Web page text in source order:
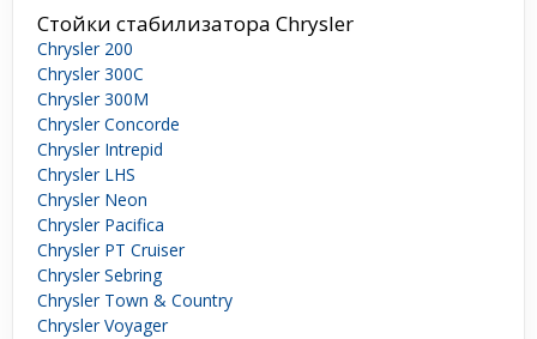
Стойки стабилизатора Chrysler
Chrysler 200
Chrysler 300C
Chrysler 300M
Chrysler Concorde
Chrysler Intrepid
Chrysler LHS
Chrysler Neon
Chrysler Pacifica
Chrysler PT Cruiser
Chrysler Sebring
Chrysler Town & Country
Chrysler Voyager